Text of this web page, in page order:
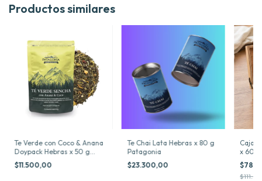
Productos similares
Te Verde con Coco & Anana
Doypack Hebras x 50 g
Patagonia
$11.500,00
Te Chai Lata Hebras x 80 g
Patagonia
$23.300,00
Caja
x 60